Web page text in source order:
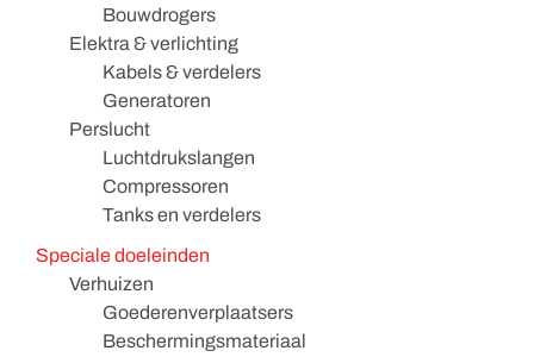
Bouwdrogers
Elektra & verlichting
Kabels & verdelers
Generatoren
Perslucht
Luchtdrukslangen
Compressoren
Tanks en verdelers
Speciale doeleinden
Verhuizen
Goederenverplaatsers
Beschermingsmateriaal